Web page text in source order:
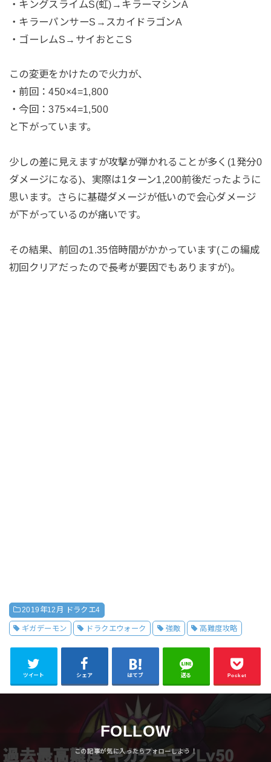
・キングスライムS(虹)→キラーマシンA
・キラーパンサーS→スカイドラゴンA
・ゴーレムS→サイおとこS
この変更をかけたので火力が、
・前回：450×4=1,800
・今回：375×4=1,500
と下がっています。
少しの差に見えますが攻撃が弾かれることが多く(1発分0
ダメージになる)、実際は1ターン1,200前後だったように
思います。さらに基礎ダメージが低いので会心ダメージ
が下がっているのが痛いです。
その結果、前回の1.35倍時間がかかっています(この編成
初回クリアだったので長考が要因でもありますが)。
2019年12月 ドラクエ4
ギガデーモン ドラクエウォーク 強敵 高難度攻略
ツイート シェア はてブ 送る Pocket
FOLLOW